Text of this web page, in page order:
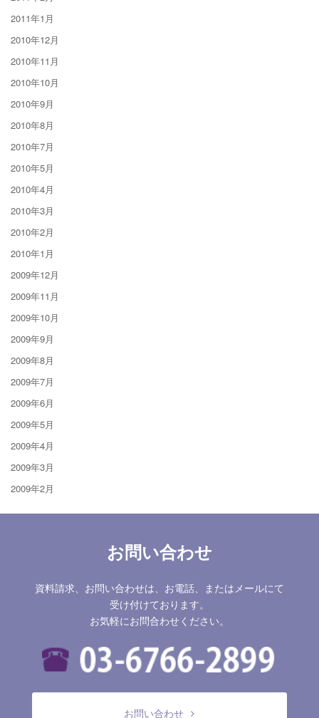
2011年1月
2010年12月
2010年11月
2010年10月
2010年9月
2010年8月
2010年7月
2010年5月
2010年4月
2010年3月
2010年2月
2010年1月
2009年12月
2009年11月
2009年10月
2009年9月
2009年8月
2009年7月
2009年6月
2009年5月
2009年4月
2009年3月
2009年2月
お問い合わせ
資料請求、お問い合わせは、お電話、またはメールにて
受け付けております。
お気軽にお問合わせください。
お問い合わせ